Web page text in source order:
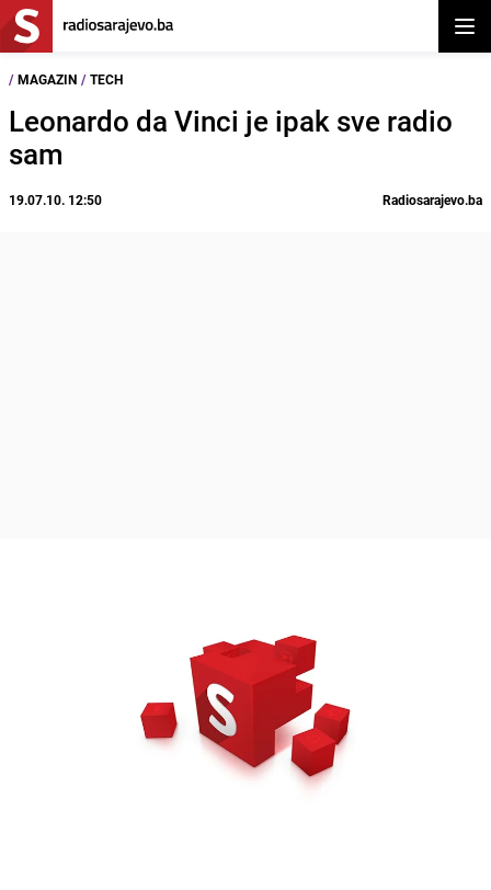
/ MAGAZIN / TECH
Leonardo da Vinci je ipak sve radio
sam
19.07.10. 12:50 Radiosarajevo.ba